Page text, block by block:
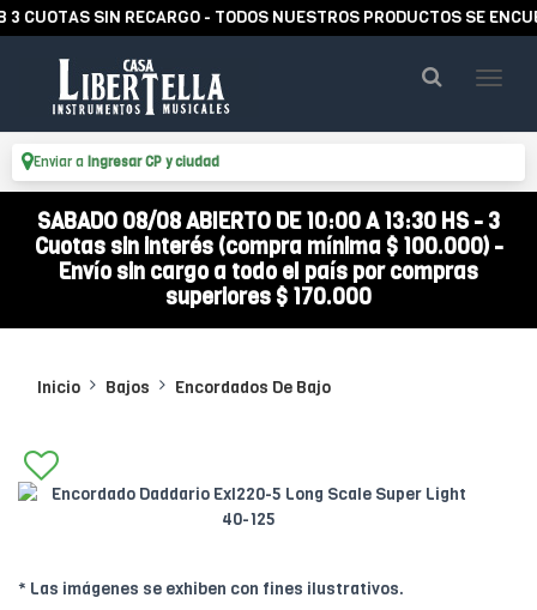
SIN RECARGO - TODOS NUESTROS PRODUCTOS SE
Enviar a Ingresar CP y ciudad
SABADO 08/08 ABIERTO DE 10:00 A 13:30 HS - 3
Cuotas sin interés (compra mínima $ 100.000) -
Envío sin cargo a todo el país por compras
superiores $ 170.000
Inicio Bajos Encordados De Bajo
* Las imágenes se exhiben con fines ilustrativos.